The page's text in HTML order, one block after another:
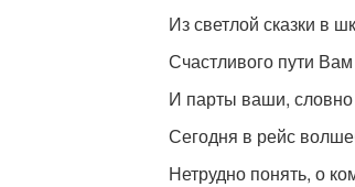
Из светлой сказки в
Счастливого пути
И парты ваши, словно
Сегодня в рейс
Нетрудно понять, о